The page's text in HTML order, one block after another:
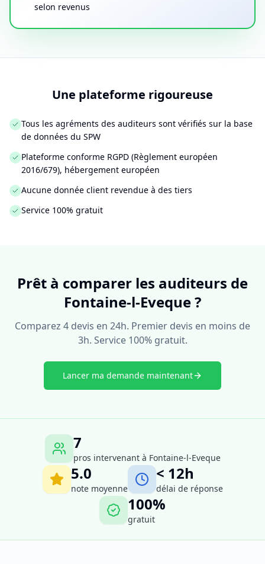
selon revenus
Une plateforme rigoureuse
Tous les agréments des auditeurs sont vérifiés sur la base
de données du SPW
Plateforme conforme RGPD (Règlement européen
2016/679), hébergement européen
Aucune donnée client revendue à des tiers
Service 100% gratuit
Prêt à comparer les auditeurs de
Fontaine-l-Eveque ?
Comparez 4 devis en 24h. Premier devis en moins de
3h. Service 100% gratuit.
Lancer ma demande maintenant
7
pros intervenant à Fontaine-l-Eveque
5.0
note moyenne
< 12h
délai de réponse
100%
gratuit